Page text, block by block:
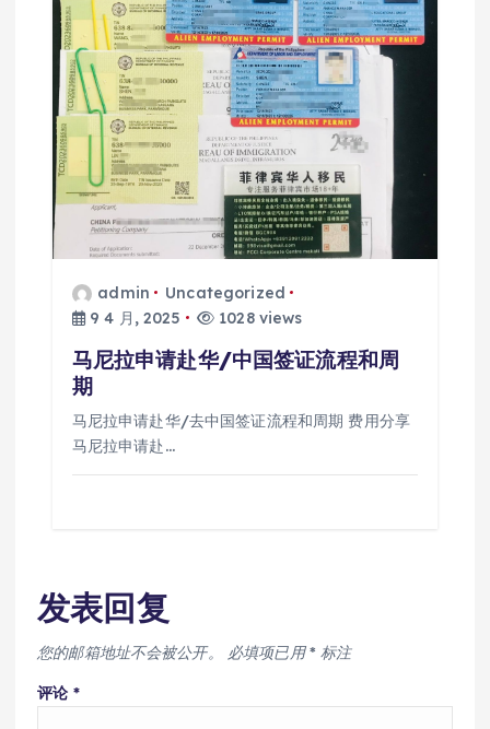
admin
Uncategorized
9 4 月, 2025
1028 views
马尼拉申请赴华/中国签证流程和周
期
马尼拉申请赴华/去中国签证流程和周期 费用分享
马尼拉申请赴…
发表回复
您的邮箱地址不会被公开。 必填项已用* 标注
评论 *